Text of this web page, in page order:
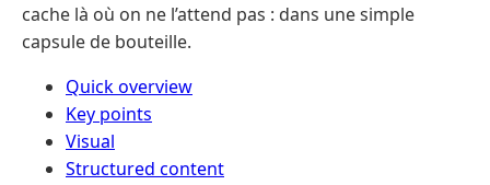
cache là où on ne l’attend pas : dans une simple
capsule de bouteille.
Quick overview
Key points
Visual
Structured content